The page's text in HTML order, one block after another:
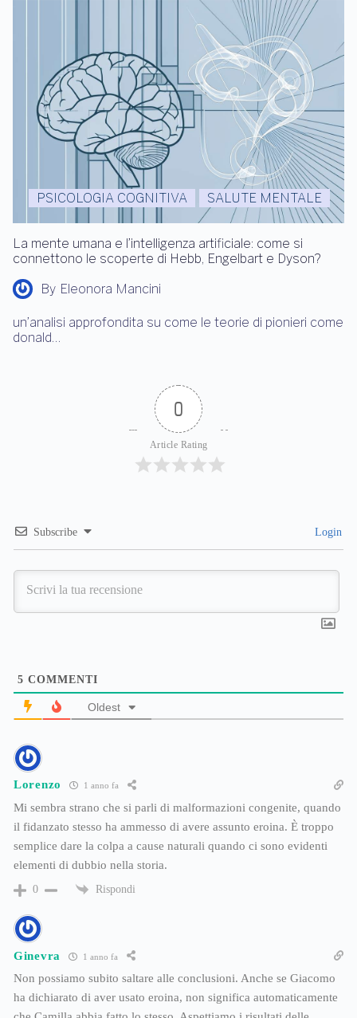
PSICOLOGIA COGNITIVA SALUTE MENTALE
La mente umana e l’intelligenza artificiale: come si
connettono le scoperte di Hebb, Engelbart e Dyson?
By Eleonora Mancini
un’analisi approfondita su come le teorie di pionieri come
donald…
0
Article Rating
Subscribe Login
5 COMMENTI
Oldest
Lorenzo 1 anno fa
Mi sembra strano che si parli di malformazioni congenite, quando
il fidanzato stesso ha ammesso di avere assunto eroina. È troppo
semplice dare la colpa a cause naturali quando ci sono evidenti
elementi di dubbio nella storia.
0 Rispondi
Ginevra 1 anno fa
Non possiamo subito saltare alle conclusioni. Anche se Giacomo
ha dichiarato di aver usato eroina, non significa automaticamente